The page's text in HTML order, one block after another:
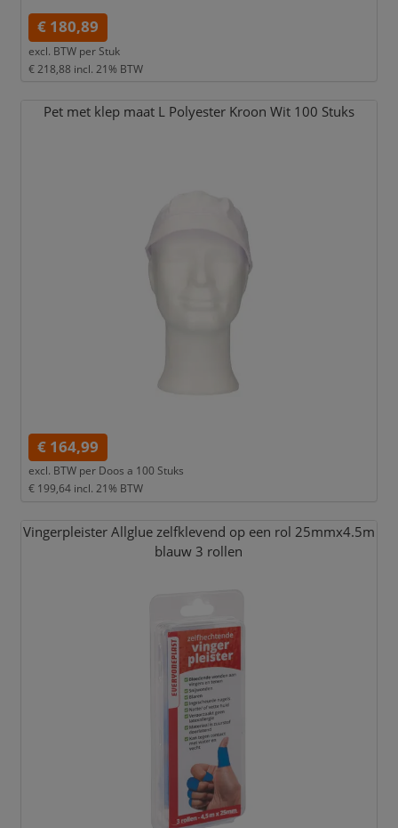
€ 180,89
excl. BTW per Stuk
€ 218,88 incl. 21% BTW
Pet met klep maat L Polyester Kroon Wit 100 Stuks
€ 164,99
excl. BTW per Doos a 100 Stuks
€ 199,64 incl. 21% BTW
Vingerpleister Allglue zelfklevend op een rol 25mmx4.5m
blauw 3 rollen